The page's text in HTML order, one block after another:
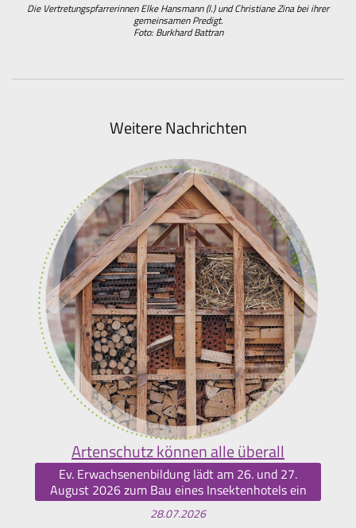
Die Vertretungspfarrerinnen Elke Hansmann (l.) und Christiane Zina bei ihrer
gemeinsamen Predigt.
Foto: Burkhard Battran
Weitere Nachrichten
Artenschutz können alle überall
Ev. Erwachsenenbildung lädt am 26. und 27.
August 2026 zum Bau eines Insektenhotels ein
28.07.2026